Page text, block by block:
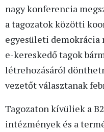
nagy konferencia
a tagozatok közötti
egyesületi demokrácia
e-kereskedő tagok
létrehozásáról
vezetőt választanak
Tagozaton kívüliek a
intézmények és a